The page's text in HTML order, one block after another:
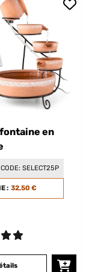
en
CODE: SELECT25P
: 32,50 €